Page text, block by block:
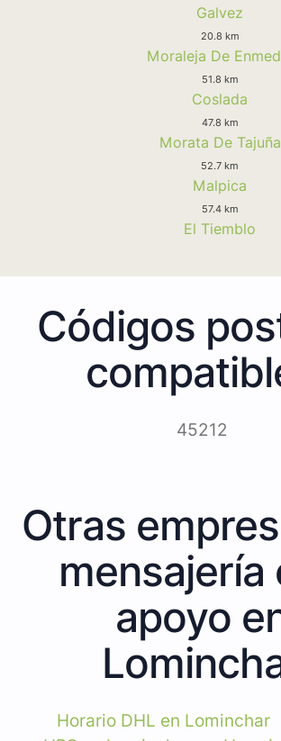
Galvez
20.8 km
Moraleja De
51.8 km
Coslada
47.8 km
Morata De Tajuña
52.7 km
Malpica
57.4 km
El Tiemblo
Códigos
45212
Otras
mensajería
apoyo
Horario DHL en Lominchar